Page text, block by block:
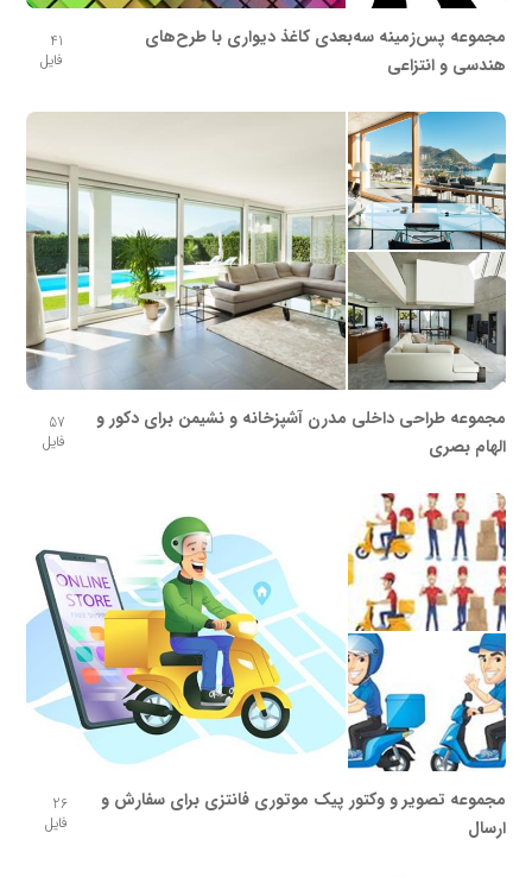
مجموعه پس‌زمینه سه‌بعدی کاغذ دیواری با طرح‌های
هندسی و انتزاعی
41
فایل
مجموعه طراحی داخلی مدرن آشپزخانه و نشیمن برای دکور و
الهام بصری
57
فایل
مجموعه تصویر و وکتور پیک موتوری فانتزی برای سفارش و
ارسال
26
فایل